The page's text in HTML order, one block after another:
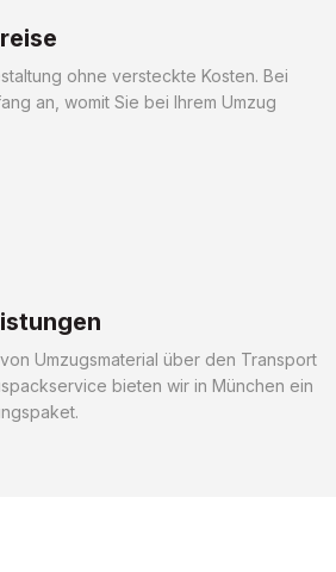
ohne versteckte Kosten. Bei
an, womit Sie bei Ihrem Umzug
Umzugsmaterial über den Transport
bieten wir in München ein